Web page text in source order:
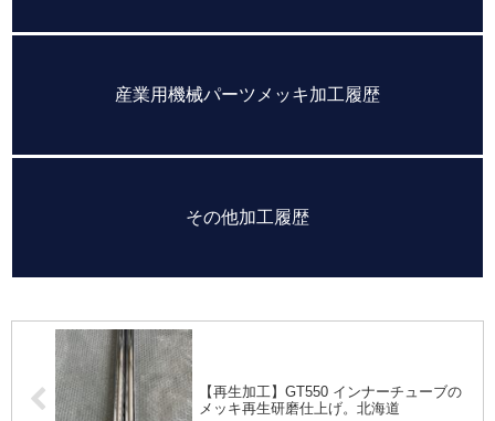
産業用機械パーツメッキ加工履歴
その他加工履歴
【再生加工】GT550 インナーチューブの
メッキ再生研磨仕上げ。北海道